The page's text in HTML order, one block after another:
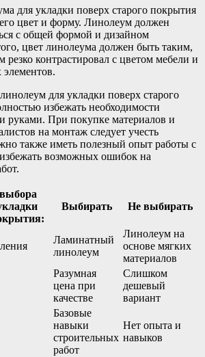
для укладки поверх старого покрытия
цвет и форму. Линолеум должен
с общей формой и дизайном
цвет линолеума должен быть таким,
контрастировал с цветом мебели и
элементов.
для укладки поверх старого
избежать необходимости
руками. При покупке материалов и
на монтаж следует учесть
также иметь полезный опыт работы с
возможных ошибок на
Выбирать Не выбирать
Ламинатный
линолеум
Линолеум на
основе мягких
материалов
Разумная
цена при
качестве
Слишком
дешевый
вариант
Базовые
навыки
строительных
работ
Нет опыта и
навыков